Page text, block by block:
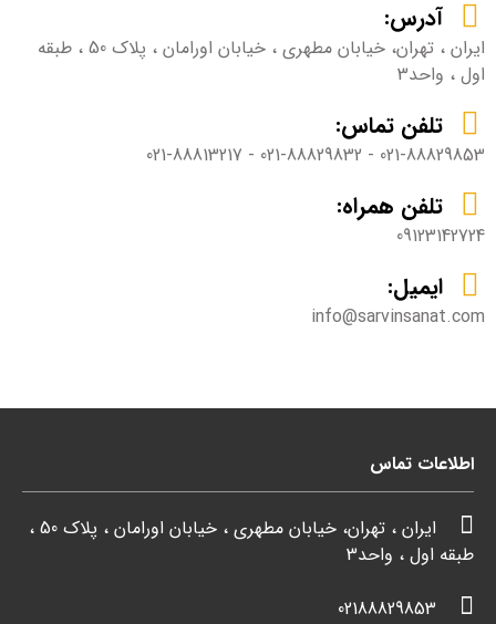
آدرس:
ایران ، تهران، خیابان مطهری ، خیابان اورامان ، پلاک 50 ، طبقه
اول ، واحد3
تلفن تماس:
021-88829853 - 021-88829832 - 021-88813217
تلفن همراه:
09123142724
ایمیل:
info@sarvinsanat.com
اطلاعات تماس
ایران ، تهران، خیابان مطهری ، خیابان اورامان ، پلاک 50 ،
طبقه اول ، واحد3
02188829853